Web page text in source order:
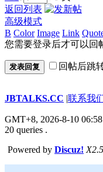
返回列表
高级模式
B Color Image Link
您需要登录后才可以回
发表回复 回帖后跳
JBTALKS.CC |联系我
GMT+8, 2026-8-10
20 queries .
Powered by Discuz! X2.5